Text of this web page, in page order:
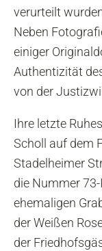
verurteilt
Neben
einiger
Authentizität
von der
Ihre letzte
Scholl auf dem
Stadelheimer
die Nummer
ehemaligen
der Weißen
der